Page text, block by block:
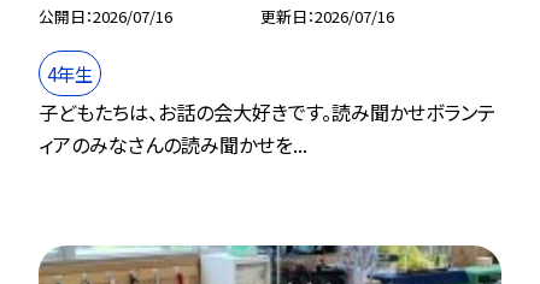
公開日 2026/07/16 更新日 2026/07/16
4年生
子どもたちは、お話の会大好きです。読み聞かせボランテ
ィアのみなさんの読み聞かせを...